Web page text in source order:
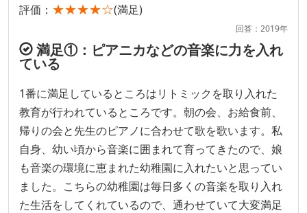
評価： ★★★★☆(満足)
回答：2019年
満足①：ピアニカなどの音楽に力を入れ
ている
1番に満足しているところはリトミックを取り入れた
教育が行われているところです。朝の会、お給食前、
帰りの会と先生のピアノに合わせて歌を歌います。私
自身、幼い頃から音楽に囲まれて育ってきたので、娘
も音楽の環境に恵まれた幼稚園に入れたいと思ってい
ました。こちらの幼稚園は毎日多くの音楽を取り入れ
た生活をしてくれているので、通わせていて大変満足